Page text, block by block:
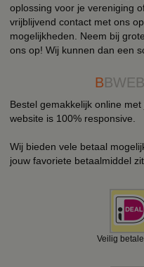
oplossing voor je vereniging
vrijblijvend contact met ons
mogelijkheden. Neem bij
ons op! Wij kunnen dan een
B
Bestel gemakkelijk online
website is 100% responsive.
Wij bieden vele betaal
jouw favoriete betaalmiddel
Veilig